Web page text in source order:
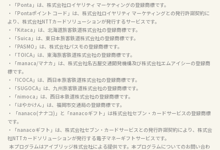
・「Ponta」は、株式会社ロイヤリティ マーケティングの登録商標です。
・「Pontaポイント コード」は、株式会社ロイヤリティ マーケティングとの発行許諾契約に
より、株式会社NTTカードソリューションが発行するサービスです。
・「Kitaca」は、北海道旅客鉄道株式会社の登録商標です。
・「Suica」は、東日本旅客鉄道株式会社の登録商標です。
・「PASMO」は、株式会社パスモの登録商標です。
・「TOICA」は、東海旅客鉄道株式会社の登録商標です。
・「manaca/マナカ」は、株式会社名古屋交通開発機構及び株式会社エムアイシーの登録商
標です。
・「ICOCA」は、西日本旅客鉄道株式会社の登録商標です。
・「SUGOCA」は、九州旅客鉄道株式会社の登録商標です。
・「nimoca」は、西日本鉄道株式会社の登録商標です。
・「はやかけん」は、福岡市交通局の登録商標です。
・ 「nanaco(ナナコ)」と「nanacoギフト」は株式会社セブン・カードサービスの登録商標
です。
・「nanacoギフト」は、株式会社セブン・カードサービスとの発行許諾契約により、株式会
社NTTカードソリューションが発行する電子マネーギフトサービスです。